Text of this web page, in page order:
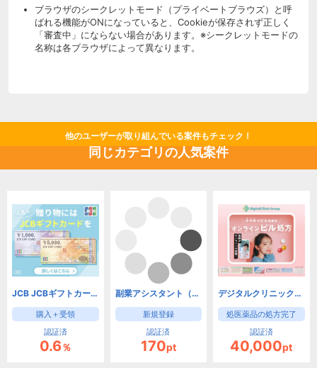
ブラウザのシークレットモード（プライベートブラウズ）と呼
ばれる機能がONになっていると、Cookieが保存されず正しく
「審査中」にならない場合があります。※シークレットモードの
名称は各ブラウザによって異なります。
他のユーザーが取り組んでいる案件もチェック！
同じカテゴリの人気案件
JCB JCBギフトカード
購入＋受領
認証済
0.6％
副業アシスタント（LINE友達登録完了）
新規登録
認証済
170pt
デジタルクリニックグループ「ピル」
処医薬品の処方完了
認証済
40,000pt